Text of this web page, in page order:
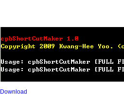
Download